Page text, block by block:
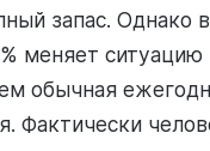
запас. Однако
меняет ситуацию
обычная
Фактически